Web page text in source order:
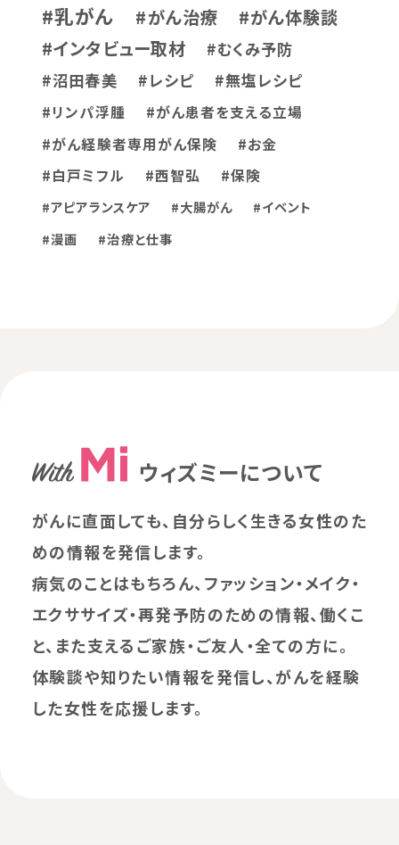
#乳がん #がん治療
#がん体験談
#インタビュー取材
#むくみ予防
#沼田春美
#レシピ #無塩レシピ
#リンパ浮腫
#がん患者を支える立場
#がん経験者専用がん保険
#お金
#白戸ミフル
#西智弘 #保険
#アピアランスケア #大腸がん
#イベント
#漫画
#治療と仕事
ウィズミーについて
がんに直面しても、自分らしく生きる女性のた
めの情報を発信します。
病気のことはもちろん、ファッション・メイク・
エクササイズ・再発予防のための情報、働くこ
と、また支えるご家族・ご友人・全ての方に。
体験談や知りたい情報を発信し、がんを経験
した女性を応援します。